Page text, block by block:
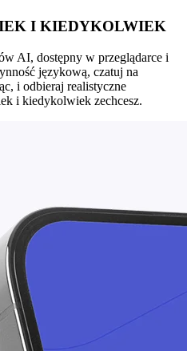
I KIEDYKOLWIEK
AI, dostępny w przeglądarce i
językową, czatuj na
i odbieraj realistyczne
i kiedykolwiek zechcesz.